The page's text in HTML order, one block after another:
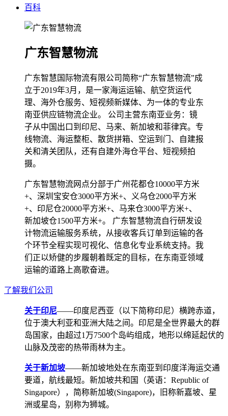
百科
广东智慧物流
广东智慧国际物流有限公司简称“广东智慧物流”成
立于2019年3月，是一家海运运输、航空货运代
理、海外仓服务、短视频新媒体、为一体的专业东
南亚供应链物流企业。 公司主营东南亚业务：镜
子从中国出口到印尼、马来、新加坡和菲律宾。专
线物流、海运整柜、散货拼箱、空运到门、自建报
关和清关团队，还有自建外海仓平台、短视频拍
摄。
广东智慧物流网点分部于广州花都仓10000平方米
+、深圳宝安仓3000平方米+、义乌仓2000平方米
+、印尼仓20000平方米+、马来仓3000平方米+、
新加坡仓1500平方米+。 广东智慧物流自行研发设
计物流运输服务系统，从接收客兵订单到运输的各
个环节全程实现可视化、信息化专业系统支持。我
们正以矫健的步履朝着既定的目标，在东南亚领域
运输的道路上高歌奋进。
了解我们公司
关于印尼——印度尼西亚（以下简称印尼）横跨赤道，
位于澳大利亚和亚洲大陆之间。印尼是全世界最大的群
岛国家，由超过1万7500个岛屿组成，地形以绵延起伏的
山脉及茂密的热带雨林为主。
关于新加坡——新加坡地处在东南亚到印度洋海运交通
要道，航线最短。新加坡共和国（英语：Republic of
Singapore），简称新加坡(Singapore)，旧称新嘉坡、星
洲或星岛，别称为狮城。